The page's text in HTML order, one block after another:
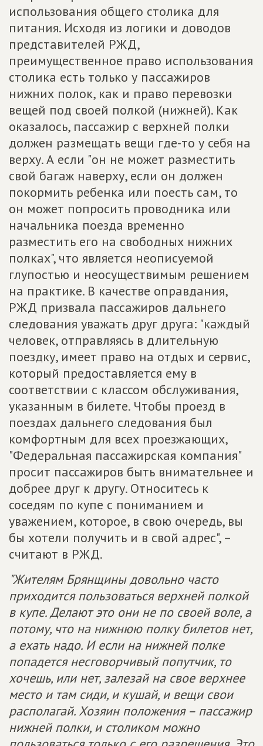
использования общего столика для
питания. Исходя из логики и доводов
представителей РЖД,
преимущественное право использования
столика есть только у пассажиров
нижних полок, как и право перевозки
вещей под своей полкой (нижней). Как
оказалось, пассажир с верхней полки
должен размещать вещи где-то у себя на
верху. А если "он не может разместить
свой багаж наверху, если он должен
покормить ребенка или поесть сам, то
он может попросить проводника или
начальника поезда временно
разместить его на свободных нижних
полках", что является неописуемой
глупостью и неосуществимым решением
на практике. В качестве оправдания,
РЖД призвала пассажиров дальнего
следования уважать друг друга: "каждый
человек, отправляясь в длительную
поездку, имеет право на отдых и сервис,
который предоставляется ему в
соответствии с классом обслуживания,
указанным в билете. Чтобы проезд в
поездах дальнего следования был
комфортным для всех проезжающих,
"Федеральная пассажирская компания"
просит пассажиров быть внимательнее и
добрее друг к другу. Относитесь к
соседям по купе с пониманием и
уважением, которое, в свою очередь, вы
бы хотели получить и в свой адрес", –
считают в РЖД.
"Жителям Брянщины довольно часто
приходится пользоваться верхней полкой
в купе. Делают это они не по своей воле, а
потому, что на нижнюю полку билетов нет,
а ехать надо. И если на нижней полке
попадется несговорчивый попутчик, то
хочешь, или нет, залезай на свое верхнее
место и там сиди, и кушай, и вещи свои
располагай. Хозяин положения – пассажир
нижней полки, и столиком можно